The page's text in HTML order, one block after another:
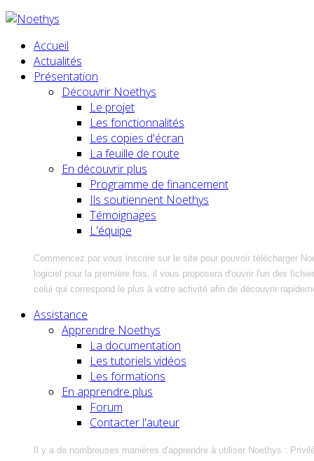
Accueil
Actualités
Présentation
Découvrir Noethys
Le projet
Les fonctionnalités
Les copies d'écran
La feuille de route
En découvrir plus
Programme de financement
Ils soutiennent Noethys
Témoignages
L'équipe
Commencez par vous inscrire sur le site pour pouvoir télécharger
logiciel pour la première fois, il vous proposera d'ouvrir l'un des
celui qui correspond le plus à votre activité afin de découvrir
Assistance
Apprendre Noethys
La documentation
Les tutoriels vidéos
Les formations
En apprendre plus
Forum
Contacter l'auteur
Il y a de nombreuses manières d'apprendre à utiliser Noethys :